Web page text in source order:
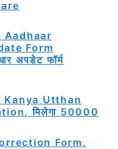
Form
अपडेट फॉर्म
Kanya Utthan
मिलेगा 50000
Form,